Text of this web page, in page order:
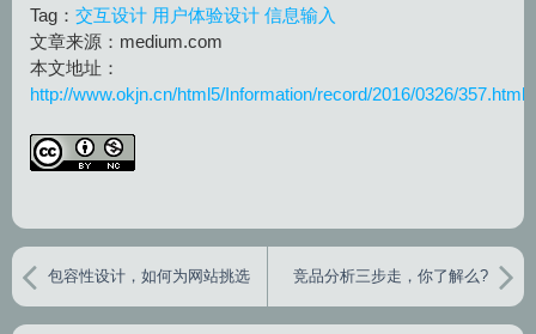
Tag： 交互设计 用户体验设计 信息输入
文章来源：medium.com
本文地址：
http://www.okjn.cn/html5/Information/record/2016/0326/357.html
包容性设计，如何为网站挑选 竞品分析三步走，你了解么?